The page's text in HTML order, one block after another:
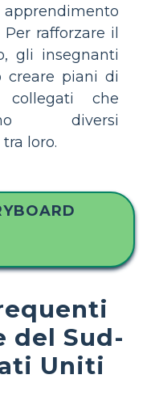
Per rafforzare il
gli insegnanti
creare piani di
collegati che
diversi
loro.
del Sud-
Uniti